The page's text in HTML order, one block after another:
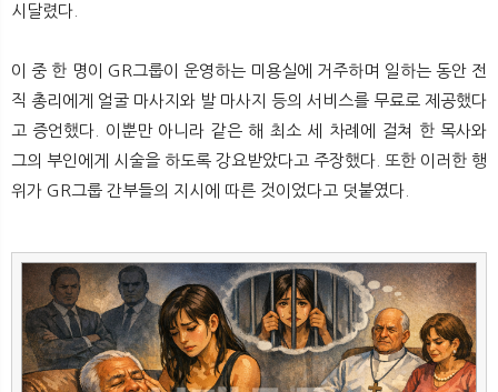
시달렸다.
이 중 한 명이 GR그룹이 운영하는 미용실에 거주하며 일하는 동안 전
직 총리에게 얼굴 마사지와 발 마사지 등의 서비스를 무료로 제공했다
고 증언했다. 이뿐만 아니라 같은 해 최소 세 차례에 걸쳐 한 목사와
그의 부인에게 시술을 하도록 강요받았다고 주장했다. 또한 이러한 행
위가 GR그룹 간부들의 지시에 따른 것이었다고 덧붙였다.